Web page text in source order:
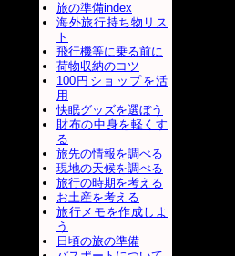
旅の準備index
海外旅行持ち物リス
ト
飛行機等に乗る前に
荷物収納のコツ
100円ショップを活
用
快眠グッズを選ぼう
財布の中身を軽くす
る
旅先の情報を調べる
現地の天候を調べる
旅行の時期を考える
お土産を考える
旅行メモを作成しよ
う
日頃の旅の準備